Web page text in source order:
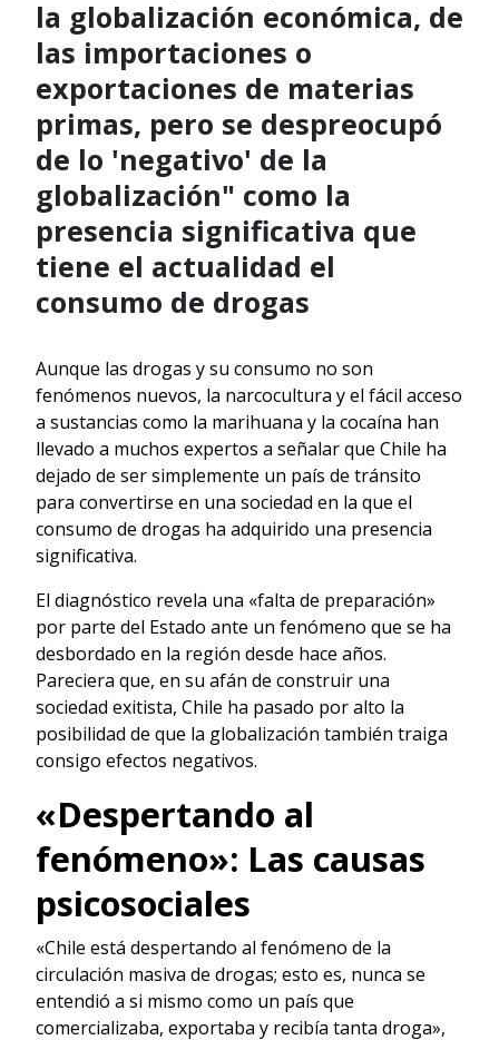
la globalización económica, de
las importaciones o
exportaciones de materias
primas, pero se despreocupó
de lo 'negativo' de la
globalización" como la
presencia significativa que
tiene el actualidad el
consumo de drogas
Aunque las drogas y su consumo no son
fenómenos nuevos, la narcocultura y el fácil acceso
a sustancias como la marihuana y la cocaína han
llevado a muchos expertos a señalar que Chile ha
dejado de ser simplemente un país de tránsito
para convertirse en una sociedad en la que el
consumo de drogas ha adquirido una presencia
significativa.
El diagnóstico revela una «falta de preparación»
por parte del Estado ante un fenómeno que se ha
desbordado en la región desde hace años.
Pareciera que, en su afán de construir una
sociedad exitista, Chile ha pasado por alto la
posibilidad de que la globalización también traiga
consigo efectos negativos.
«Despertando al
fenómeno»: Las causas
psicosociales
«Chile está despertando al fenómeno de la
circulación masiva de drogas; esto es, nunca se
entendió a si mismo como un país que
comercializaba, exportaba y recibía tanta droga»,